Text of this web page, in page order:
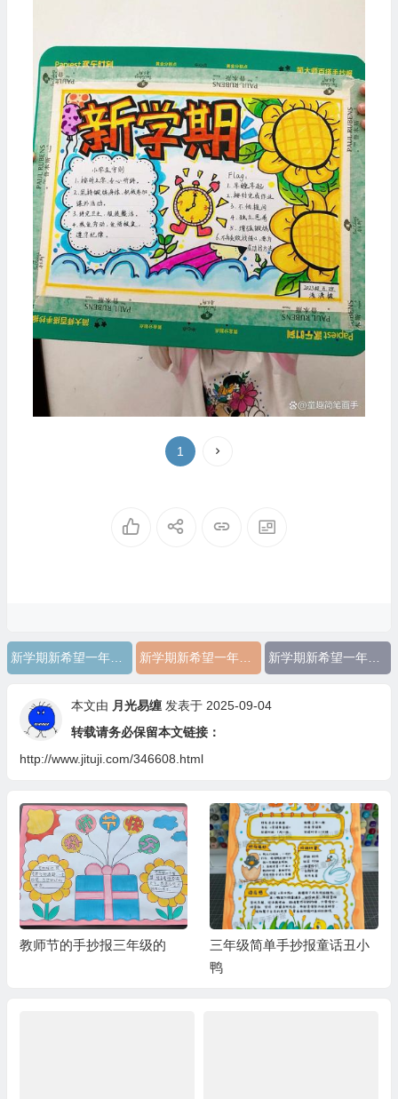
1
新学期新希望一年级手抄报内容
本文由 月光易缠发表于 2025-09-04
转载请务必保留本文链接：
http://www.jituji.com/346608.html
教师节的手抄报三年级的
三年级简单手抄报童话丑小
鸭